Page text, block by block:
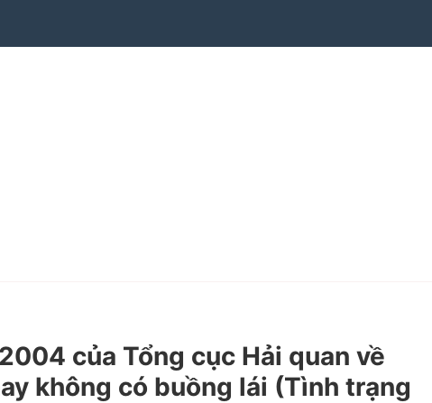
của Tổng cục Hải quan về
không có buồng lái (Tình trạng